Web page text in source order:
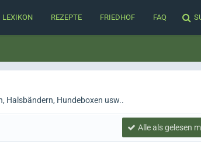
LEXIKON REZEPTE FRIEDHOF FAQ
Halsbändern, Hundeboxen usw..
Alle als gelesen